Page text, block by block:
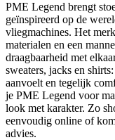
PME Legend brengt
geïnspireerd op de
vliegmachines. Het
materialen en een
draagbaarheid met
sweaters, jacks en
aanvoelt en tegelijk
je PME Legend voor
look met karakter. Zo
eenvoudig online of
advies.